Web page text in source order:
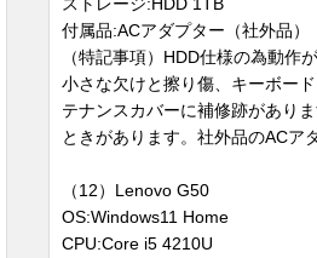
付属品:ACアダプター（社外品）
（特記事項）HDD仕様の為動作
小さな欠けと擦り傷、キーボー
テナンスカバーに補修跡があり
ときがあります。社外品のACア
（12）Lenovo G50
OS:Windows11 Home
CPU:Core i5 4210U